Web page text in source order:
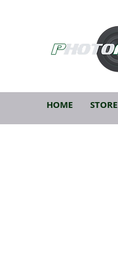
HOME STORE